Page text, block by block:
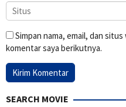
Simpan nama, email, dan
komentar saya berikutnya.
SEARCH MOVIE